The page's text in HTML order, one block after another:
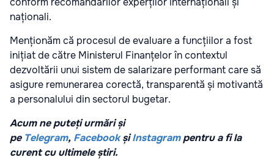
naționali.
Menționăm că procesul de evaluare a funcțiilor a fost
inițiat de către Ministerul Finanțelor în contextul
dezvoltării unui sistem de salarizare performant care să
asigure remunerarea corectă, transparentă și motivantă
a personalului din sectorul bugetar.
Acum ne puteți urmări și
pe Telegram, Facebook șiInstagrampentru a fi la
curent cu ultimele știri.